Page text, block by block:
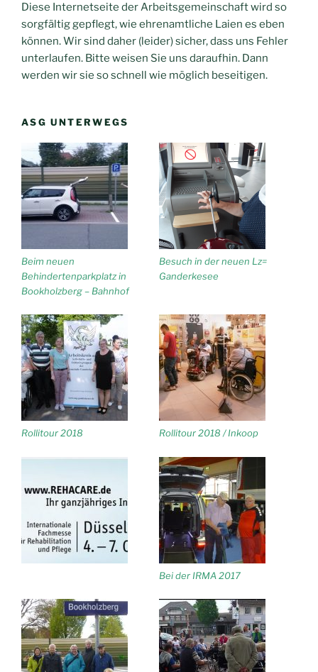
Diese Internetseite der Arbeitsgemeinschaft wird so
sorgfältig gepflegt, wie ehrenamtliche Laien es eben
können. Wir sind daher (leider) sicher, dass uns Fehler
unterlaufen. Bitte weisen Sie uns daraufhin. Dann
werden wir sie so schnell wie möglich beseitigen.
ASG UNTERWEGS
Beim neuen
Behindertenparkplatz in
Bookholzberg – Bahnhof
Besuch in der neuen Lz=
Ganderkesee
Rollitour 2018 Rollitour 2018 / Inkoop
Bei der IRMA 2017